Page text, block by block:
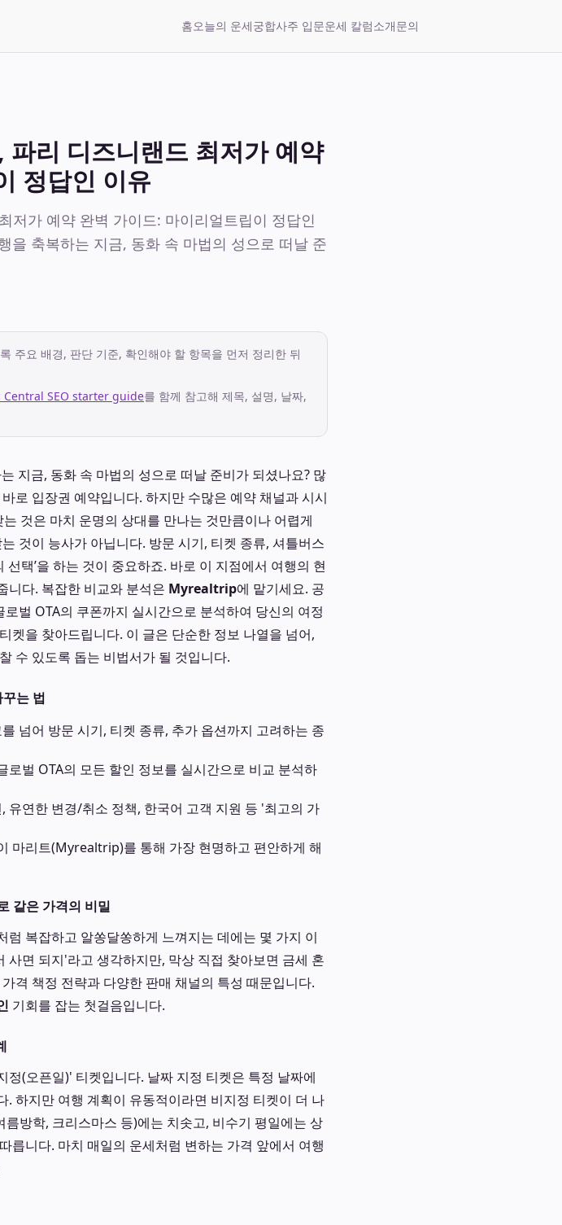
홈오늘의 운세궁합사주 입문운세 칼럼소개문의
리 디즈니랜드 최저가 예약
정답인 이유
저가 예약 완벽 가이드: 마이리얼트립이 정답인
을 축복하는 지금, 동화 속 마법의 성으로 떠날 준
주요 배경, 판단 기준, 확인해야 할 항목을 먼저 정리한 뒤
Central SEO starter guide를 함께 참고해 제목, 설명, 날짜,
지금, 동화 속 마법의 성으로 떠날 준비가 되셨나요? 많
로 입장권 예약입니다. 하지만 수많은 예약 채널과 시시
것은 마치 운명의 상대를 만나는 것만큼이나 어렵게
것이 능사가 아닙니다. 방문 시기, 티켓 종류, 셔틀버스
택’을 하는 것이 중요하죠. 바로 이 지점에서 여행의 현
니다. 복잡한 비교와 분석은 Myrealtrip에 맡기세요. 공
벌 OTA의 쿠폰까지 실시간으로 분석하여 당신의 여정
켓을 찾아드립니다. 이 글은 단순한 정보 나열을 넘어,
수 있도록 돕는 비법서가 될 것입니다.
는 법
넘어 방문 시기, 티켓 종류, 추가 옵션까지 고려하는 종
벌 OTA의 모든 할인 정보를 실시간으로 비교 분석하
유연한 변경/취소 정책, 한국어 고객 지원 등 '최고의 가
마리트(Myrealtrip)를 통해 가장 현명하고 편안하게 해
같은 가격의 비밀
복잡하고 알쏭달쏭하게 느껴지는 데에는 몇 가지 이
면 되지'라고 생각하지만, 막상 직접 찾아보면 금세 혼
격 책정 전략과 다양한 판매 채널의 특성 때문입니다.
기회를 잡는 첫걸음입니다.
(오픈일)' 티켓입니다. 날짜 지정 티켓은 특정 날짜에
하지만 여행 계획이 유동적이라면 비지정 티켓이 더 나
방학, 크리스마스 등)에는 치솟고, 비수기 평일에는 상
니다. 마치 매일의 운세처럼 변하는 가격 앞에서 여행